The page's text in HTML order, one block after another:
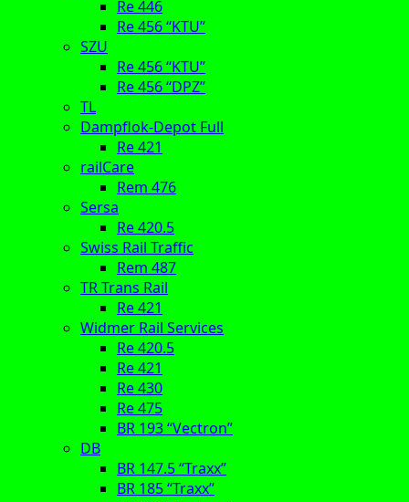
Re 446
Re 456 “KTU”
SZU
Re 456 “KTU”
Re 456 “DPZ”
TL
Dampflok-Depot Full
Re 421
railCare
Rem 476
Sersa
Re 420.5
Swiss Rail Traffic
Rem 487
TR Trans Rail
Re 421
Widmer Rail Services
Re 420.5
Re 421
Re 430
Re 475
BR 193 “Vectron”
DB
BR 147.5 “Traxx”
BR 185 “Traxx”